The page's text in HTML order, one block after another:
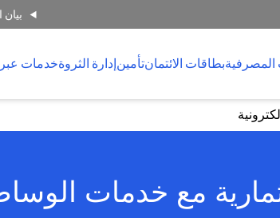
بيان
المصرفيةبطاقات الائتمانتأمينإدارة الثروةخدمات عبر
مع خدمات